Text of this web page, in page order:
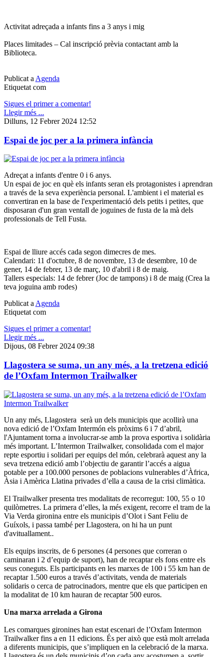
Activitat adreçada a infants fins a 3 anys i mig
Places limitades – Cal inscripció prèvia contactant amb la
Biblioteca.
Publicat a Agenda
Etiquetat com
Sigues el primer a comentar!
Llegir més ...
Dilluns, 12 Febrer 2024 12:52
Espai de joc per a la primera infància
Adreçat a infants d'entre 0 i 6 anys.
Un espai de joc en què els infants seran els protagonistes i aprendran
a través de la seva experiència personal. L'ambient i el material es
convertiran en la base de l'experimentació dels petits i petites, que
disposaran d'un gran ventall de joguines de fusta de la mà dels
professionals de Tell Fusta.
Espai de lliure accés cada segon dimecres de mes.
Calendari: 11 d'octubre, 8 de novembre, 13 de desembre, 10 de
gener, 14 de febrer, 13 de març, 10 d'abril i 8 de maig.
Tallers especials: 14 de febrer (Joc de tampons) i 8 de maig (Crea la
teva joguina amb rodes)
Publicat aAgenda
Etiquetat com
Sigues el primer a comentar!
Llegir més ...
Dijous, 08 Febrer 2024 09:38
Llagostera se suma, un any més, a la tretzena edició
de l’Oxfam Intermon Trailwalker
Un any més, Llagostera serà un dels municipis que acollirà una
nova edició de l’Oxfam Intermón els pròxims 6 i 7 d’abril,
l'Ajuntament torna a involucrar-se amb la prova esportiva i solidària
més important. L’Intermon Trailwalker, consolidada com el major
repte esportiu i solidari per equips del món, celebrarà aquest any la
seva tretzena edició amb l’objectiu de garantir l’accés a aigua
potable per a 100.000 persones de poblacions vulnerables d’Àfrica,
Àsia i Amèrica Llatina privades d’ella a causa de la crisi climàtica.
El Trailwalker presenta tres modalitats de recorregut: 100, 55 o 10
quilòmetres. La primera d’elles, la més exigent, recorre el tram de la
Via Verda gironina entre els municipis d’Olot i Sant Feliu de
Guíxols, i passa també per Llagostera, on hi ha un punt
d'avituallament..
Els equips inscrits, de 6 persones (4 persones que correran o
caminaran i 2 d’equip de suport), han de recaptar els fons entre els
seus coneguts. Els participants en les marxes de 100 i 55 km han de
recaptar 1.500 euros a través d’activitats, venda de materials
solidaris o cerca de patrocinadors, mentre que els que participen en
la modalitat de 10 km hauran de recaptar 500 euros.
Una marxa arrelada a Girona
Les comarques gironines han estat escenari de l’Oxfam Intermon
Trailwalker fins a en 11 edicions. És per això que està molt arrelada
a diferents municipis, que s’impliquen en la celebració de la marxa.